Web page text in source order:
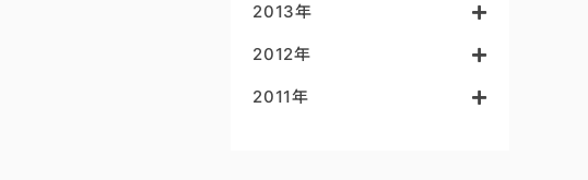
2013年
2012年
2011年